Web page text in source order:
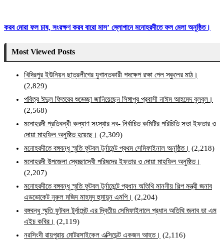
করব মোরা ফল চাষ, সংরক্ষণ করব বারো মাস’ স্লোগানে মনোহরদীতে ফল মেলা অনুষ্ঠিত।
Most Viewed Posts
খিদিরপুর ইউনিয়ন ছাত্রলীগের যুগান্তকারী পদক্ষেপ রক্ষা পেল স্কুলের মাঠ।
(2,829)
পবিত্র ঈদুল ফিতরের শুভেচ্ছা জানিয়েছেন সিঙ্গাপুর প্রবাসী নাঈম আহমেদ বুলবুল।
(2,568)
মনোহরদী প্রতিবন্ধী কল্যাণ সংস্থার নব- নির্বাচিত কমিটির পরিচিতি সভা ইফতার ও
দোয়া মাহফিল অনুষ্ঠিত হয়েছে। (2,309)
মনোহরদীতে বঙ্গবন্ধু স্মৃতি ফুটবল টুর্নামেন্ট প্রথম সেমিফাইনাল অনুষ্ঠিত। (2,218)
মনোহরদী উপজেলা স্বেচ্ছাসেবী পরিষদের ইফতার ও দোয়া মাহফিল অনুষ্ঠিত।
(2,207)
মনোহরদীতে বঙ্গবন্ধু স্মৃতি ফুটবল টুর্নামেন্টে প্রধান অতিথি মাননীয় শিল্প মন্ত্রী জনাব
এডভোকেট নুরুল মজিদ মাহমুদ হুমায়ূন এমপি। (2,204)
বঙ্গবন্ধু স্মৃতি ফুটবল টুর্নামেন্ট এর দ্বিতীয় সেমিফাইনালে প্রধান অতিথি জনাব ডা এম
এইচ কবির। (2,119)
নরসিংদী রায়পুরায় মোটরসাইকেল এক্সিডেন্ট একজন আহত। (2,116)